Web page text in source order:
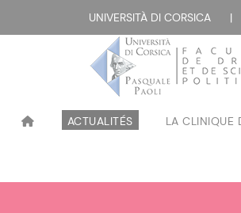
UNIVERSITÀ DI CORSICA
ACTUALITÉS LA CLINIQUE